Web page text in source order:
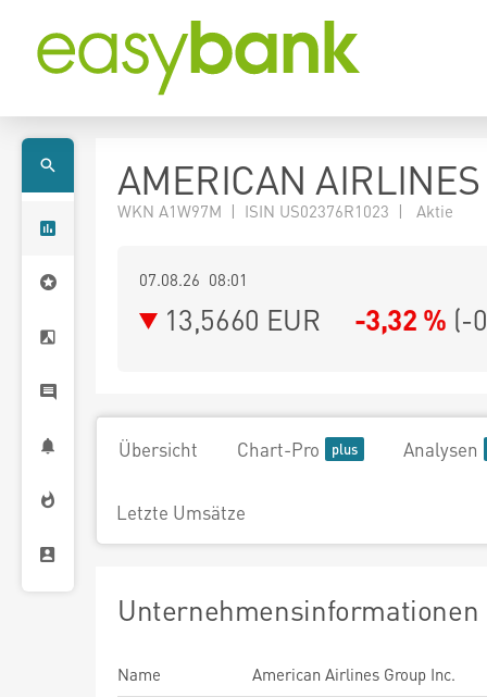
AMERICAN
WKN A1W97M | ISIN US02376R1023 | Aktie
07.08.26 08:01
13,5660 EUR -3,32 % (-
Übersicht Chart-Pro Analysen
Letzte Umsätze
Unternehmensinformationen
Name American Airlines Group Inc.